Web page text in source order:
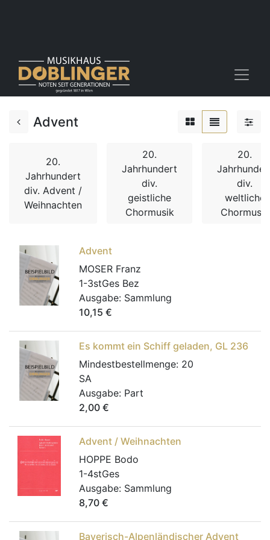
Advent
20.
Jahrhundert
div. Advent /
Weihnachten
20.
Jahrhundert
div.
geistliche
Chormusik
20.
div.
weltliche
Chormusik
Advent
MOSER Franz
1-3stGes Bez
Ausgabe: Sammlung
10,15 €
Es kommt ein Schiff geladen, GL 236
Mindestbestellmenge: 20
SA
Ausgabe: Part
2,00 €
Advent / Weihnachten
HOPPE Bodo
1-4stGes
Ausgabe: Sammlung
8,70 €
Bayerisch-Alpenländischer Advent